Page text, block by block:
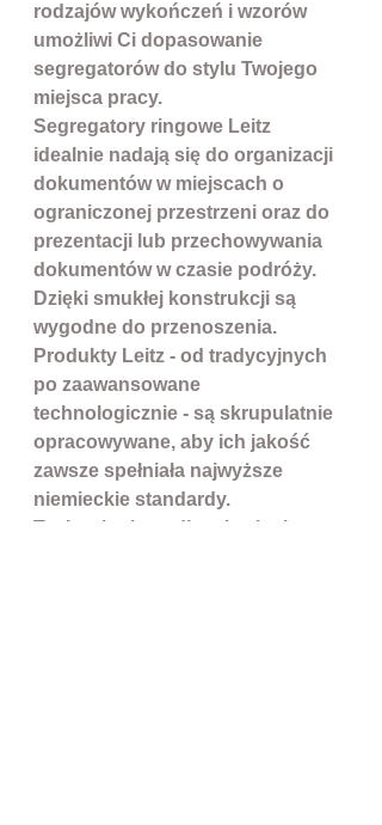
rodzajów wykończeń i wzorów
umożliwi Ci dopasowanie
segregatorów do stylu Twojego
miejsca pracy.
Segregatory ringowe Leitz
idealnie nadają się do organizacji
dokumentów w miejscach o
ograniczonej przestrzeni oraz do
prezentacji lub przechowywania
dokumentów w czasie podróży.
Dzięki smukłej konstrukcji są
wygodne do przenoszenia.
Produkty Leitz - od tradycyjnych
po zaawansowane
technologicznie - są skrupulatnie
opracowywane, aby ich jakość
zawsze spełniała najwyższe
niemieckie standardy.
Technologie podlegają ciągłym